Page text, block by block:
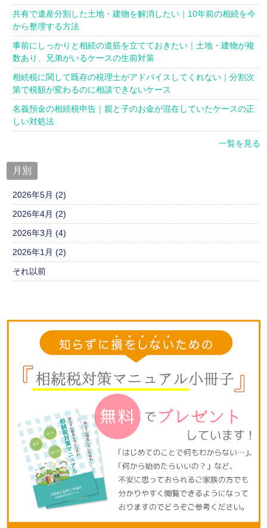
共有で遺産分割した土地・建物を解消したい｜10年前の相続を今
から整理する方法
事前にしっかりと相続の道筋を立てておきたい｜土地・建物が複
数あり、兄弟がいるケースの生前対策
相続税に関して既存の税理士がアドバイスしてくれない｜分割次
第で税額が変わるのに相談できないケース
名義預金の相続税申告｜親と子のお金が混在していたケースの正
しい対処法
一覧を見る
月別
2026年5月 (2)
2026年4月 (2)
2026年3月 (4)
2026年1月 (2)
それ以前